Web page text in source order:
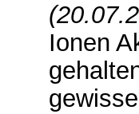
Ionen